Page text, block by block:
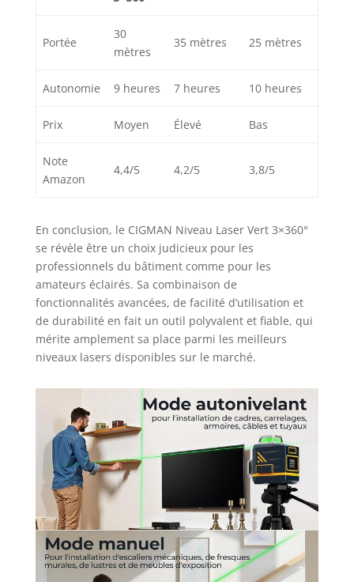
Portée
30
mètres
35 mètres 25 mètres
Autonomie 9 heures 7 heures 10 heures
Prix Moyen Élevé Bas
Note
Amazon
4,4/5 4,2/5 3,8/5
En conclusion, le CIGMAN Niveau Laser Vert 3×360°
se révèle être un choix judicieux pour les
professionnels du bâtiment comme pour les
amateurs éclairés. Sa combinaison de
fonctionnalités avancées, de facilité d’utilisation et
de durabilité en fait un outil polyvalent et fiable, qui
mérite amplement sa place parmi les meilleurs
niveaux lasers disponibles sur le marché.